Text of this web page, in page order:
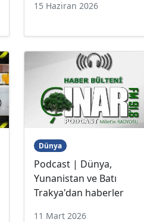
15 Haziran 2026
Dünya
Podcast | Dünya,
Yunanistan ve Batı
Trakya'dan haberler
11 Mart 2026